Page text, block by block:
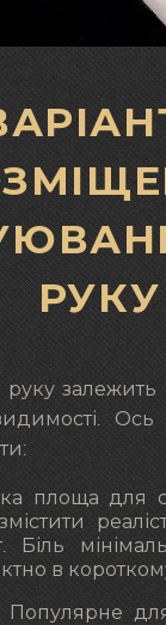
РУКУ
залежить
Ось
площа для
Біль
в
Популярне